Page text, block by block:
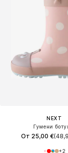
NEXT
Гумени
От 25,00 €
+2